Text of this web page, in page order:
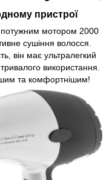
пристрої
мотором 2000
сушіння волосся.
він має ультралегкий
використання.
та комфортнішим!